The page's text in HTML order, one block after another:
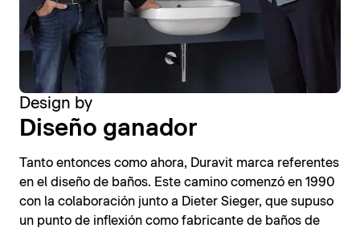
Design by
Diseño ganador
Tanto entonces como ahora, Duravit marca referentes
en el diseño de baños. Este camino comenzó en 1990
con la colaboración junto a Dieter Sieger, que supuso
un punto de inflexión como fabricante de baños de